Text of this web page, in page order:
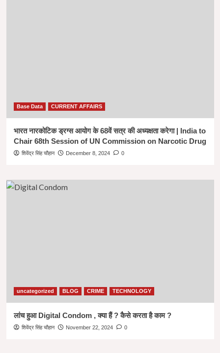
Base Data CURRENT AFFAIRS
भारत नारकोटिक ड्रग्स आयोग के 68वें सत्र की अध्यक्षता करेगा | India to
Chair 68th Session of UN Commission on Narcotic Drug
शिवेंद्र सिंह चौहान December 8, 2024 0
uncategorized BLOG CRIME TECHNOLOGY
लांच हुआ Digital Condom , क्या हैं ? कैसे करता है काम ?
शिवेंद्र सिंह चौहान November 22, 2024 0